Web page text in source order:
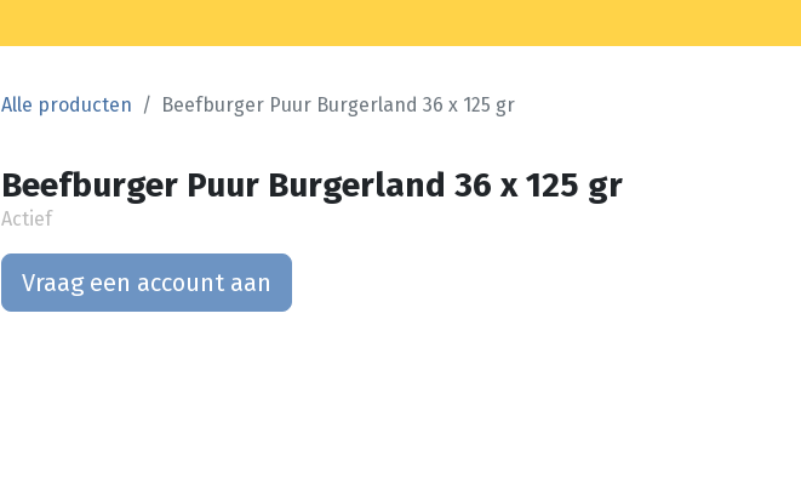
Alle producten Beefburger Puur Burgerland 36 x 125 gr
Beefburger Puur Burgerland 36 x 125 gr
Actief
Vraag een account aan